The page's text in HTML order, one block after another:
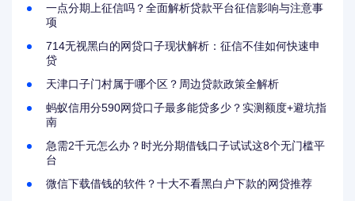
一点分期上征信吗？全面解析贷款平台征信影响与注意事
项
714无视黑白的网贷口子现状解析：征信不佳如何快速申
贷
天津口子门村属于哪个区？周边贷款政策全解析
蚂蚁信用分590网贷口子最多能贷多少？实测额度+避坑指
南
急需2千元怎么办？时光分期借钱口子试试这8个无门槛平
台
微信下载借钱的软件？十大不看黑白户下款的网贷推荐